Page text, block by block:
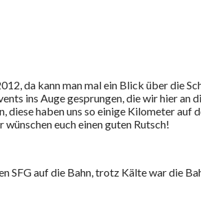
da kann man mal ein Blick über die
ins Auge gesprungen, die wir hier
diese haben uns so einige Kilometer
euch einen guten Rutsch!
SFG auf die Bahn, trotz Kälte war die